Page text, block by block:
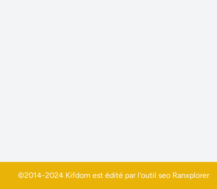
©2014-2024 Kifdom est édité par l'outil seo Ranxplorer